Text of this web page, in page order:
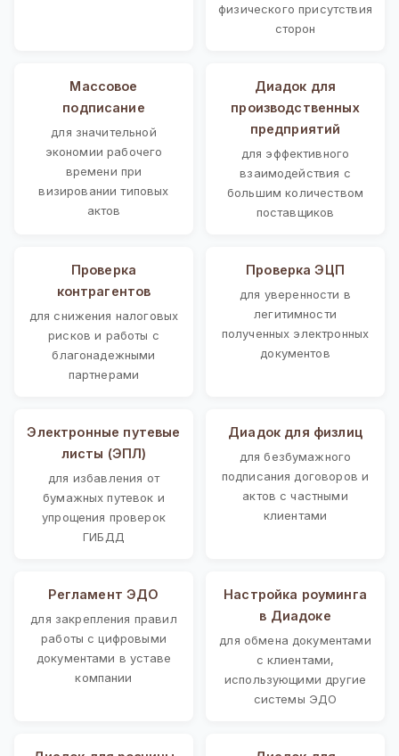
физического присутствия
сторон
Массовое
подписание
для значительной
экономии рабочего
времени при
визировании типовых
актов
Диадок для
производственных
предприятий
для эффективного
взаимодействия с
большим количеством
поставщиков
Проверка
контрагентов
для снижения налоговых
рисков и работы с
благонадежными
партнерами
Проверка ЭЦП
для уверенности в
легитимности
полученных электронных
документов
Электронные путевые
листы (ЭПЛ)
для избавления от
бумажных путевок и
упрощения проверок
ГИБДД
Диадок для физлиц
для безбумажного
подписания договоров и
актов с частными
клиентами
Регламент ЭДО
для закрепления правил
работы с цифровыми
документами в уставе
компании
Настройка роуминга
в Диадоке
для обмена документами
с клиентами,
использующими другие
системы ЭДО